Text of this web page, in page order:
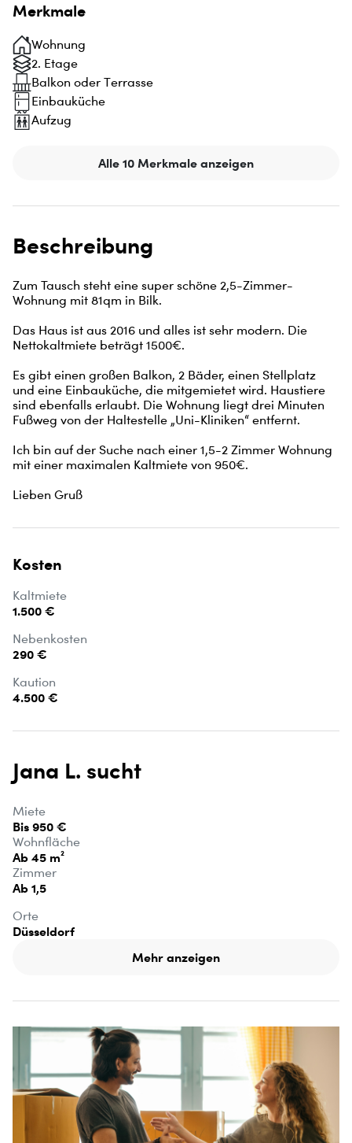
Merkmale
Wohnung
2. Etage
Balkon oder Terrasse
Einbauküche
Aufzug
Alle 10 Merkmale anzeigen
Beschreibung
Zum Tausch steht eine super schöne 2,5-Zimmer-
Wohnung mit 81qm in Bilk.
Das Haus ist aus 2016 und alles ist sehr modern. Die
Nettokaltmiete beträgt 1500€.
Es gibt einen großen Balkon, 2 Bäder, einen Stellplatz
und eine Einbauküche, die mitgemietet wird. Haustiere
sind ebenfalls erlaubt. Die Wohnung liegt drei Minuten
Fußweg von der Haltestelle „Uni-Kliniken“ entfernt.
Ich bin auf der Suche nach einer 1,5-2 Zimmer Wohnung
mit einer maximalen Kaltmiete von 950€.
Lieben Gruß
Kosten
Kaltmiete
1.500 €
Nebenkosten
290 €
Kaution
4.500 €
Jana L. sucht
Miete
Bis 950 €
Wohnfläche
Ab 45 m²
Zimmer
Ab 1,5
Orte
Düsseldorf
Mehr anzeigen